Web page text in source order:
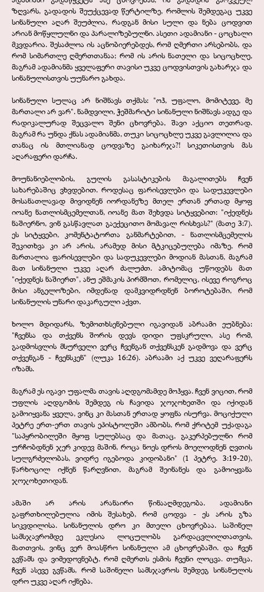
ზღვარს, გადადის შეუქცევად წერტილზე, რომლის შემდეგაც უკვე
სინანული აღარ შეუძლია, რადგან მისი სული და ნება ცოდვით
არიან მოწყლულნი და პარალიზებულნი. ასეთი ადამიანი -ცოცხალი
მკვდარია. შესაძლოა ის აცნობიერებდეს, რომ ღმერთი არსებობს, და
რომ სიმართლე ღმერთთანაა; რომ ის არის ნათელი და სიცოცხლე,
მაგრამ ადამიანმა ყველაფერი თავისი უკვე ცოდვისთვის გახარჯა და
სინანულისთვის უუნარო გახდა.
სინანული სულაც არ ნიშნავს თქმას: "ოჰ, უფალო, მომიტევე, მე
მართალი არ ვარ". ნამდვილი, ჭეშმარიტი სინანული ნიშნავს ადგე და
რადიკალურად შეცვალო შენი ცხოვრება, შავი აქციო თეთრად.
მაგრამ რა უნდა ქნას ადამიანმა, თუკი სიცოცხლე უკვე გავლილია და
თანაც ის მთლიანად ცოდვაზე გაიხარჯა?! სიკეთისთვის მას
აღარაფერი დარჩა.
მოუნანიებლობის, გულის გასასტიკების მაგალითებს ჩვენ
სახარებაშიც ვხვდებით. როდესაც ფარისევლები და სადუკევლები
მოსანათლავად მივიდნენ იორდანეზე მთელ ერთან ერთად მყოფ
იოანე ნათლისმცემელთან, იოანე მათ შეხვდა სიტყვებით: "იქედნეს
ნაშიერნო, ვინ გასწავლათ გაექეცითო მომავალ რისხვას?" (მათე 3:7).
ეს სიტყვები, კომენტატორთა განმარტებით, - ნათლისმცემელის
შეკითხვა კი არ არის, არამედ მისი მტკიცებულება იმაზე, რომ
მართალია ფარისევლები და სადუკევლები მოდიან მასთან, მაგრამ
მათ სინანული უკვე აღარ ძალუძთ. ამიტომაც უწოდებს მათ
"იქედნეს ნაშიერთ", ანუ ეშმაკის პირმშოთ, რომელიც, ისევე როგროც
მისი ანგელოზები, იმდენად დამკვიდრდნენ ბოროტებაში, რომ
სინანულის უნარი დაკარგული აქვთ.
ხოლო მდიდარს, ზემოთხსენებული იგავიდან აბრაამი ეუბნება:
"ჩვენსა და თქვენს შორის დევს დიდი უფსკრული, ასე რომ,
გადმოსვლის მსურველი ვერც ჩვენგან თქვენსკენ გადმოვა და ვერც
თქვენგან - ჩვენსკენ" (ლუკა 16:26). აბრაამი აქ უკვე ვეღარაფერს
იზამს.
მაგრამ ეს იგავი უფალმა თავის აღდგომამდე მოჰყვა. ჩვენ ვიცით, რომ
უფლის აღდგომის შემდეგ ის ჩავიდა ჯოჯოხეთში და იქიდან
გამოიყვანა ყველა, ვინც კი მასთან ერთად ყოფნა ისურვა. მოციქული
პეტრე ერთ-ერთ თავის ეპისტოლეში ამბობს, რომ ქრიტემ უქადაგა
"საპყრობილეში მყოფ სულებსაც და მათაც, გაკერპებულნი რომ
ურჩობდნენ ჯერ კიდევ მაშინ, როცა ნოეს დროს მოელოდნენ ღვთის
სულგრძელობას, ვიდრე იგებოდა კიდობანი" (1 პეტრე. 3:19-20),
წარხოცილ იქნენ წარღვნით, მაგრამ შეინანეს და გამოიყვანა
ჯოჯოხეთიდან.
ამაში არ არის არანაირი წინააღმდეგობა. ადამიანი
გაფრთხილებულია იმის შესახებ, რომ ცოდვა - ეს არის გზა
სიკვდილისა. სინანულის დრო კი მთელი ცხოვრებაა. საშინელ
სამსჯავრომდე ეკლესია ლოცულობს გარდაცვლილთათვის,
მათთვის, ვინც ვერ მოასწრო სინანული ამ ცხოვრებაში. და ჩვენ
გვწამს და ვიმედოვნებტ, რომ ღმერთს ესმის ჩვენი ლოცვა. თუმცა,
ჩვენ ასევე გვწამს, რომ საშინელი სამსჯავროს შემდეგ სინანულის
დრო უკვე აღარ იქნება.